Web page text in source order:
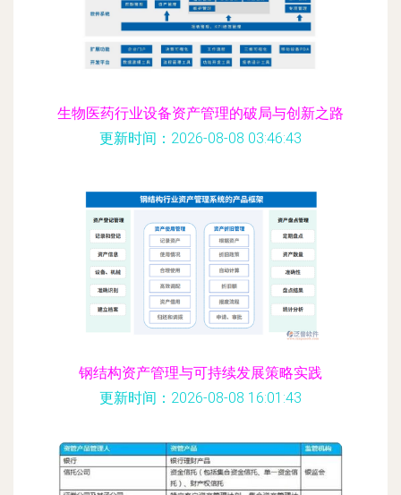
生物医药行业设备资产管理的破局与创新之路
更新时间：2026-08-08 03:46:43
钢结构资产管理与可持续发展策略实践
更新时间：2026-08-08 16:01:43